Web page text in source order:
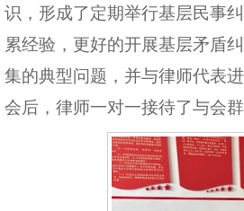
识，形成了定期举行基层民事
累经验， 更好的开展基层矛盾
集的典型问题，并与律师代表
会后 ，律师一对一接待了与会